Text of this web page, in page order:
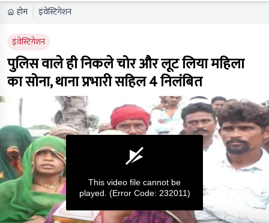
होम इंवेस्टिगेशन
इंवेस्टिगेशन
पुलिस वाले ही निकले चोर और लूट लिया महिला
का सोना, थाना प्रभारी सहिल 4 निलंबित
This video file cannot be
played. (Error Code: 232011)